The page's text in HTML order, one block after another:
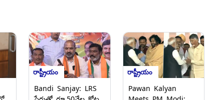
రాష్ట్రీయం
Bandi Sanjay: LRS
రాష్ట్రీయం
Pawan Kalyan